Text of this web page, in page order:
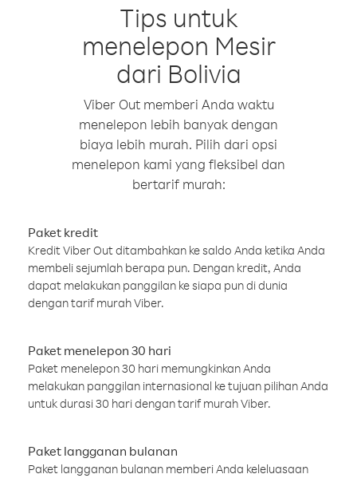
Tips untuk
menelepon Mesir
dari Bolivia
Viber Out memberi Anda waktu
menelepon lebih banyak dengan
biaya lebih murah. Pilih dari opsi
menelepon kami yang fleksibel dan
bertarif murah:
Paket kredit
Kredit Viber Out ditambahkan ke saldo Anda ketika Anda
membeli sejumlah berapa pun. Dengan kredit, Anda
dapat melakukan panggilan ke siapa pun di dunia
dengan tarif murah Viber.
Paket menelepon 30 hari
Paket menelepon 30 hari memungkinkan Anda
melakukan panggilan internasional ke tujuan pilihan Anda
untuk durasi 30 hari dengan tarif murah Viber.
Paket langganan bulanan
Paket langganan bulanan memberi Anda keleluasaan